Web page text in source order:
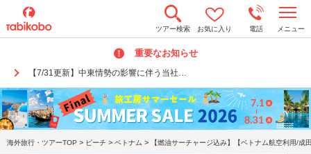
ツアー検索 お気に入り 電話 メニュー
重要なお知らせ
【7/31更新】中東情勢の影響に伴う当社…
o
n
a
v
i
g
a
t
海外旅行・ツアーTOP > ビーチ > ベトナム > 【燃油サーチャージ込み】【ベトナム航空利用/